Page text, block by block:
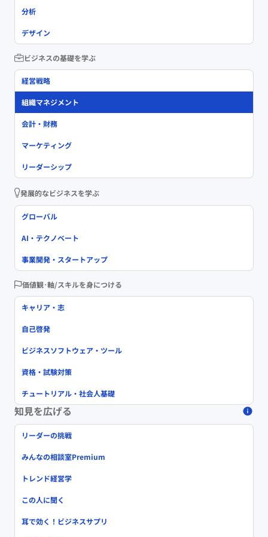
分析
デザイン
ビジネスの基礎を学ぶ
経営戦略
組織マネジメント
会計・財務
マーケティング
リーダーシップ
発展的なビジネスを学ぶ
グローバル
AI・テクノベート
事業開発・スタートアップ
価値観･軸/スキルを身につける
キャリア・志
自己啓発
ビジネスソフトウェア・ツール
資格・試験対策
チュートリアル・社会人基礎
知見を広げる
リーダーの挑戦
みんなの相談室Premium
トレンド経営学
この人に聞く
耳で効く！ビジネスサプリ